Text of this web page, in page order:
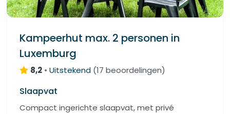
Kampeerhut max. 2 personen in
Luxemburg
8,2 • Uitstekend (17 beoordelingen)
Slaapvat
Compact ingerichte slaapvat, met privé